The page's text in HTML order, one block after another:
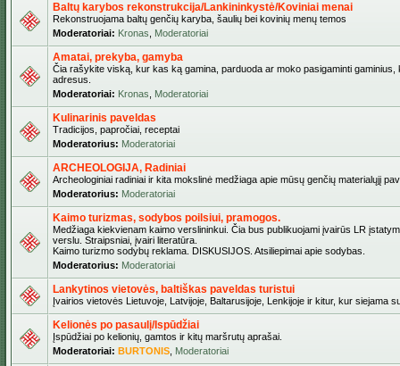
Baltų karybos rekonstrukcija/Lankininkystė/Koviniai menai
Rekonstruojama baltų genčių karyba, šaulių bei kovinių menų temos
Moderatoriai: Kronas Moderatoriai
Amatai, prekyba, gamyba
Čia rašykite viską, kur kas ką gamina, parduoda ar moko pasigaminti
adresus.
Moderatoriai: Kronas Moderatoriai
Kulinarinis paveldas
Tradicijos, papročiai, receptai
Moderatorius: Moderatoriai
ARCHEOLOGIJA, Radiniai
Archeologiniai radiniai ir kita mokslinė medžiaga apie mūsų genčių materialųjį
Moderatorius: Moderatoriai
Kaimo turizmas, sodybos poilsiui, pramogos.
Medžiaga kiekvienam kaimo verslininkui. Čia bus publikuojami įvairūs LR
verslu. Straipsniai, įvairi literatūra.
Kaimo turizmo sodybų reklama. DISKUSIJOS. Atsiliepimai apie sodybas.
Moderatorius: Moderatoriai
Lankytinos vietovės, baltiškas paveldas turistui
Įvairios vietovės Lietuvoje, Latvijoje, Baltarusijoje, Lenkijoje ir kitur, kur siejama
Kelionės po pasaulį/Ispūdžiai
Įspūdžiai po kelionių, gamtos ir kitų maršrutų aprašai.
Moderatoriai: BURTONIS Moderatoriai